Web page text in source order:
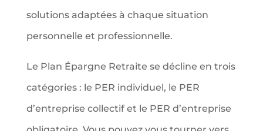
solutions adaptées à chaque situation
personnelle et professionnelle.
Le Plan Épargne Retraite se décline en trois
catégories : le PER individuel, le PER
d’entreprise collectif et le PER d’entreprise